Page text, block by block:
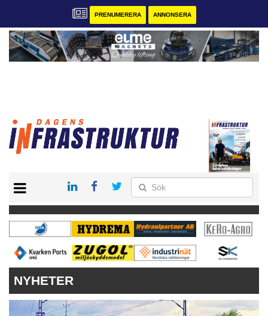
PRENUMERERA ANNONSERA
KONTAKT
VÅRA ANDRA MAGASIN
PRENUMERERA
ANNONSERA
NYHETER